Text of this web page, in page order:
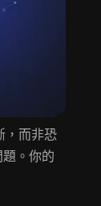
，而非恐
。你的